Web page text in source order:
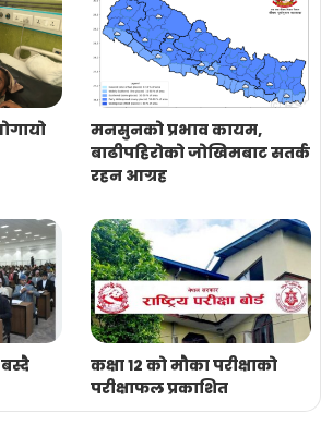
मनसुनको प्रभाव कायम,
बाढीपहिरोको जोखिमबाट सतर्क
रहन आग्रह
कक्षा १२ को मौका परीक्षाको
परीक्षाफल प्रकाशित